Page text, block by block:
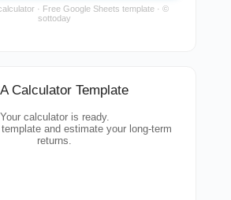
· Free Google Sheets template · ©
sottoday
Calculator Template
Your calculator is ready.
and estimate your long-term
returns.